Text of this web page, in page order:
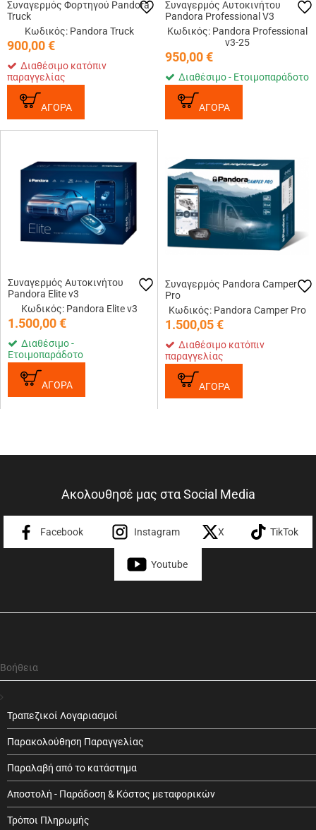
Συναγερμός Φορτηγού Pandora
Truck
Κωδικός: Pandora Truck
900,00€
Διαθέσιμο κατόπιν
παραγγελίας
ΑΓΟΡΑ
Συναγερμός Αυτοκινήτου
Pandora Professional V3
Κωδικός: Pandora Professional
v3-25
950,00€
Διαθέσιμο - Ετοιμοπαράδοτο
ΑΓΟΡΑ
Συναγερμός Αυτοκινήτου
Pandora Elite v3
Κωδικός: Pandora Elite v3
1.500,00€
Διαθέσιμο -
Ετοιμοπαράδοτο
ΑΓΟΡΑ
Συναγερμός Pandora Camper
Pro
Κωδικός: Pandora Camper Pro
1.500,05€
Διαθέσιμο κατόπιν
παραγγελίας
ΑΓΟΡΑ
Ακολουθησέ μας στα Social Media
Facebook Instagram X TikTok
Youtube
Βοήθεια
Τραπεζικοί Λογαριασμοί
Παρακολούθηση Παραγγελίας
Παραλαβή από το κατάστημα
Αποστολή - Παράδοση & Κόστος μεταφορικών
Τρόποι Πληρωμής